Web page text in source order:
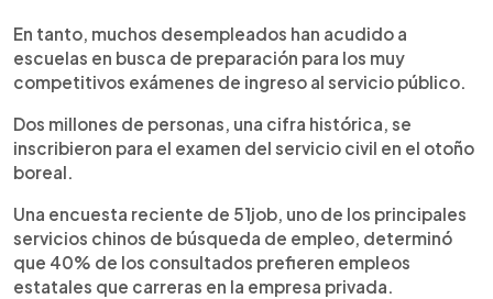
En tanto, muchos desempleados han acudido a
escuelas en busca de preparación para los muy
competitivos exámenes de ingreso al servicio público.
Dos millones de personas, una cifra histórica, se
inscribieron para el examen del servicio civil en el otoño
boreal.
Una encuesta reciente de 51job, uno de los principales
servicios chinos de búsqueda de empleo, determinó
que 40% de los consultados prefieren empleos
estatales que carreras en la empresa privada.